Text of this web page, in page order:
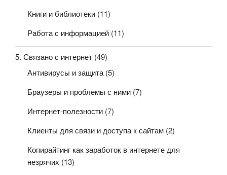
Книги и библиотеки (11)
Работа с информацией (11)
5. Связано с интернет (49)
Антивирусы и защита(5)
Браузеры и проблемы с ними (7)
Интернет-полезности (7)
Клиенты для связи и доступа к сайтам (2)
Копирайтинг как заработок в интернете для
незрячих (13)